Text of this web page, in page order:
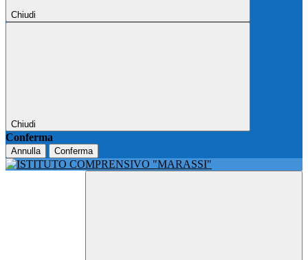
Chiudi
Chiudi
Conferma
Annulla Conferma